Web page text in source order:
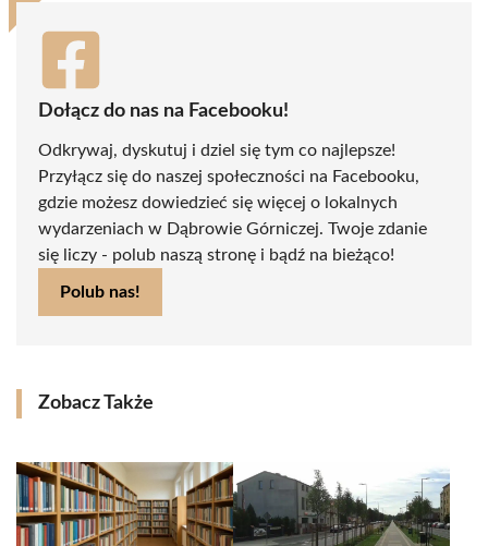
Dołącz do nas na Facebooku!
Odkrywaj, dyskutuj i dziel się tym co najlepsze!
Przyłącz się do naszej społeczności na Facebooku,
gdzie możesz dowiedzieć się więcej o lokalnych
wydarzeniach w Dąbrowie Górniczej. Twoje zdanie
się liczy - polub naszą stronę i bądź na bieżąco!
Polub nas!
Zobacz Także